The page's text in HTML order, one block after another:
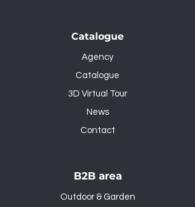
Catalogue
Agency
Catalogue
3D Virtual Tour
News
Contact
B2B area
Outdoor & Garden